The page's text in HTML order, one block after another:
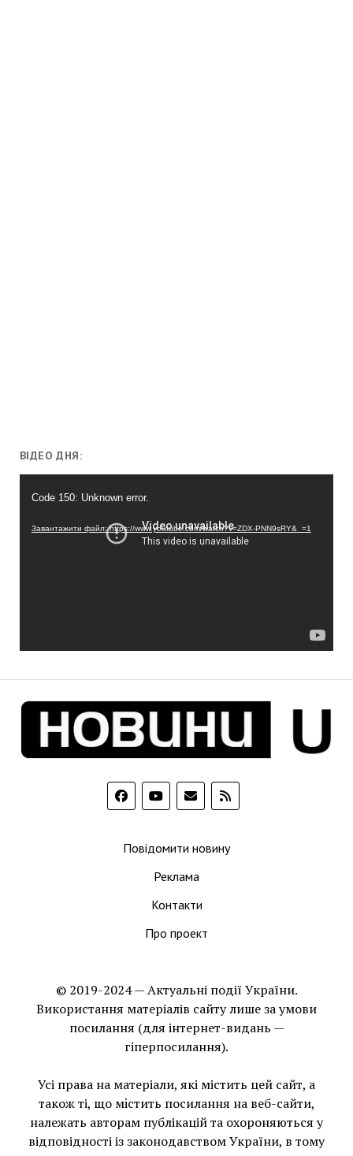
ВІДЕО ДНЯ:
Code 150: Unknown error.
Завантажити файл: https://www.youtube.com/watch?v=ZDX-PNN9sRY&_=1
Повідомити новину
Реклама
Контакти
Про проект
© 2019-2024 — Актуальні події України.
Використання матеріалів сайту лише за умови
посилання (для інтернет-видань —
гіперпосилання).
Усі права на матеріали, які містить цей сайт, а
також ті, що мiстить посилання на веб-сайти,
належать авторам публікацій та охороняються у
відповідності із законодавством України, в тому